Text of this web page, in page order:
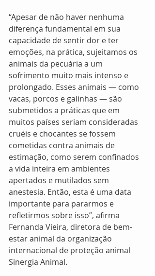
“Apesar de não haver nenhuma
diferença fundamental em sua
capacidade de sentir dor e ter
emoções, na prática, sujeitamos os
animais da pecuária a um
sofrimento muito mais intenso e
prolongado. Esses animais — como
vacas, porcos e galinhas — são
submetidos a práticas que em
muitos países seriam consideradas
cruéis e chocantes se fossem
cometidas contra animais de
estimação, como serem confinados
a vida inteira em ambientes
apertados e mutilados sem
anestesia. Então, esta é uma data
importante para pararmos e
refletirmos sobre isso”, afirma
Fernanda Vieira, diretora de bem-
estar animal da organização
internacional de proteção animal
Sinergia Animal.